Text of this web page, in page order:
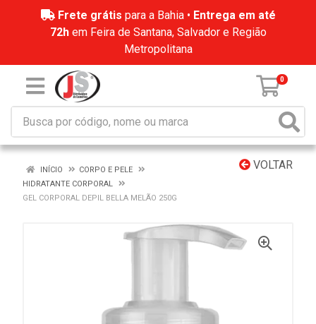
Frete grátis para a Bahia • Entrega em até
72hem Feira de Santana, Salvador e Região
Metropolitana
0
VOLTAR
INÍCIO
CORPO E PELE
HIDRATANTE CORPORAL
GEL CORPORAL DEPIL BELLA MELÃO 250G